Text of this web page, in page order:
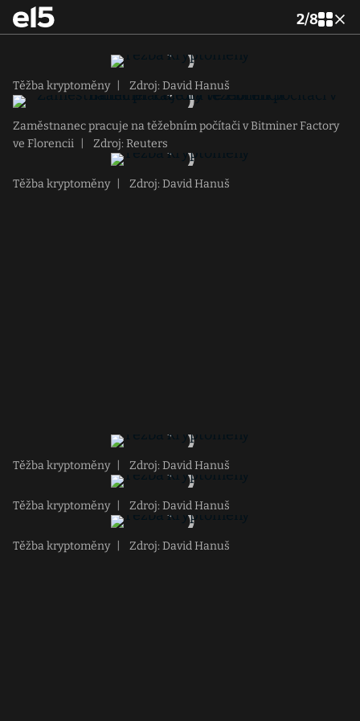
2/8
Těžba kryptoměny Zdroj: David Hanuš
Zaměstnanec pracuje na těžebním počítači v Bitminer Factory
ve Florencii
Zdroj: Reuters
Těžba kryptoměny Zdroj: David Hanuš
Těžba kryptoměny Zdroj: David Hanuš
Těžba kryptoměny Zdroj: David Hanuš
Těžba kryptoměny Zdroj: David Hanuš